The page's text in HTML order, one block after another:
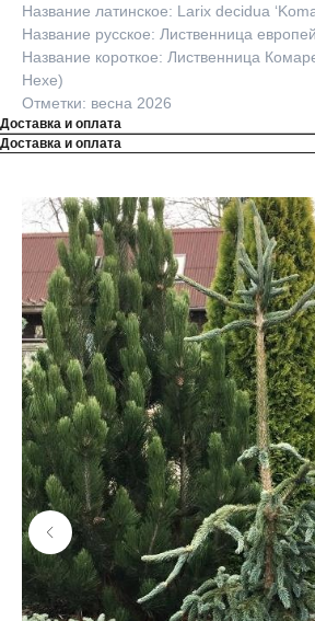
Название латинское: Larix decidua
Название русское: Лиственница
Название короткое: Лиственница
Hexe)
Отметки: весна 2026
Доставка и оплата
Доставка и оплата